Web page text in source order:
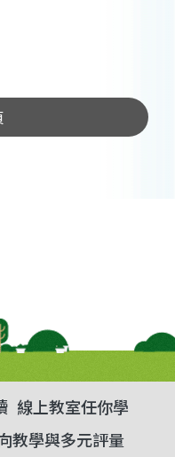
線上教室任你學
教學與多元評量